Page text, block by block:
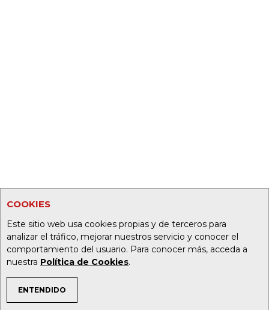
COOKIES
Este sitio web usa cookies propias y de terceros para
analizar el tráfico, mejorar nuestros servicio y conocer el
comportamiento del usuario. Para conocer más, acceda a
nuestra Política de Cookies.
ENTENDIDO
TEMAS DE INTERÉS